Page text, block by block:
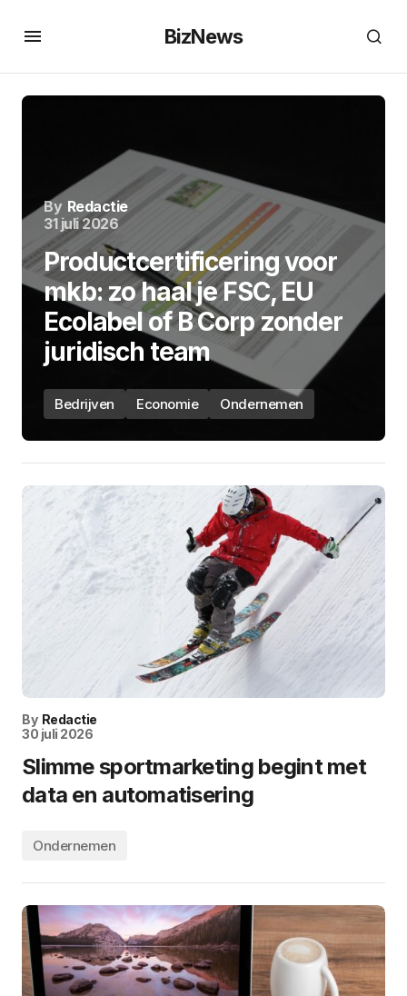
BizNews
By Redactie
31 juli 2026
Productcertificering voor
mkb: zo haal je FSC, EU
Ecolabel of B Corp zonder
juridisch team
Bedrijven Economie Ondernemen
By Redactie
30 juli 2026
Slimme sportmarketing begint met
data en automatisering
Ondernemen